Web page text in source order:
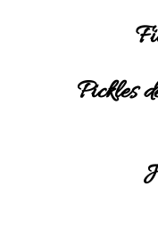
Pickles